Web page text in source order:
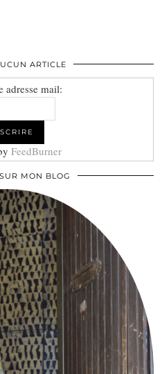
ARTICLE
adresse mail:
FeedBurner
MON BLOG